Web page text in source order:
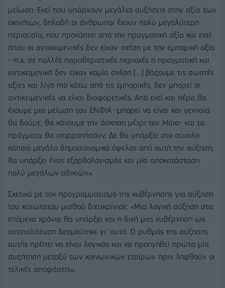
μείωση. Εκεί που υπάρχουν μεγάλες αυξήσεις στην αξία των
ακινήτων, δηλαδή οι άνθρωποι έχουν πολύ μεγαλύτερη
περιουσία, που προκύπτει από την πραγματική αξία και εκεί
όπου οι αντικειμενικές δεν είχαν σχέση με την εμπορική αξία
--π.χ. σε πολλές παραθεριστικές περιοχές η πραγματική και
αντικειμενική δεν είχαν καμία σχέση […] βάζουμε τις σωστές
αξίες και λίγο πιο κάτω από τις εμπορικές, δεν μπορεί οι
αντικειμενικές να είναι διαφορετικές. Από εκεί και πέρα θα
έχουμε μια μείωση του ΕΝΦΙΑ -μπορεί να είναι και γενναία
θα δούμε, θα κάνουμε την άσκηση μέχρι τον Μάιο- και τα
πράγματα θα ισορροπήσουν. Δε θα υπάρξει στο σύνολο
κάποιο μεγάλο δημοσιονομικό όφελος από αυτή την αύξηση,
θα υπάρξει ένας εξορθολογισμός και μία αποκατάσταση
πολύ μεγάλων αδικιών».
Σχετικά με τον προγραμματισμό της κυβέρνησης για αύξηση
του κατώτατου μισθού διευκρίνισε: «Μια λογική αύξηση στα
επόμενα χρόνια θα υπάρξει και η δική μας κυβέρνηση ως
αντιπολίτευση δεσμεύτηκε γι' αυτό. Ο ρυθμός της αύξησης
αυτής πρέπει να είναι λογικός και να προηγηθεί πρώτα μία
συζήτηση μεταξύ των κοινωνικών εταίρων πριν ληφθούν οι
τελικές αποφάσεις».